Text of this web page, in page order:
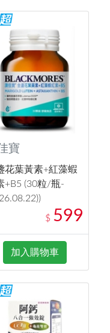
寶
花葉黃素+紅藻蝦
+B5 (30粒/瓶-
$ 599
加入購物車